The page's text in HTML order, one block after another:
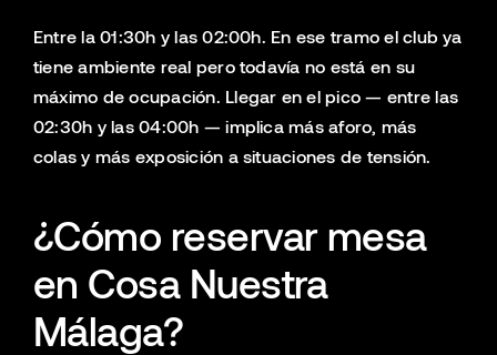
Entre la 01:30h y las 02:00h. En ese tramo el club ya
tiene ambiente real pero todavía no está en su
máximo de ocupación. Llegar en el pico — entre las
02:30h y las 04:00h — implica más aforo, más
colas y más exposición a situaciones de tensión.
¿Cómo reservar mesa
en Cosa Nuestra
Málaga?